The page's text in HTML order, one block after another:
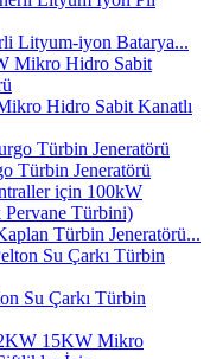
Lityum-iyon Batarya...
Hidro Sabit Kanatlı
Türbin Jeneratörü
Türbin Jeneratörü...
Su Çarkı Türbin